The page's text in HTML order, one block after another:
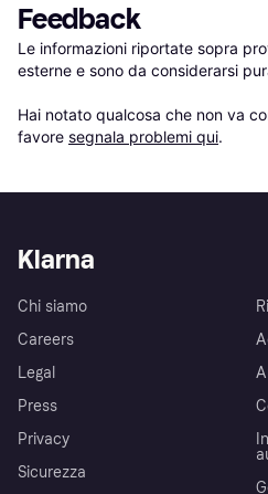
Feedback
Le informazioni riportate sopra
esterne e sono da considerarsi
Hai notato qualcosa che non va
favore segnala problemi qui.
Klarna
Chi siamo
Careers
Legal
Press
Privacy
Sicurezza